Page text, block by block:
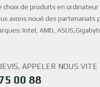
choix de produits en
avons noué des partenariats
Intel, AMD,
APPELER NOUS VITE
00 88